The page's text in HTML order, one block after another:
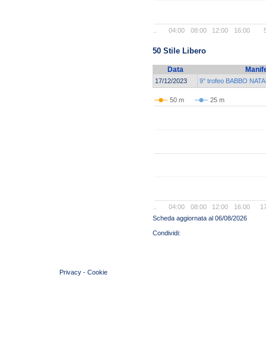
04:00 08:00 12:00 16:00
50 Stile Libero
Data
17/12/2023 9° trofeo BABBO
50 m 25 m
04:00 08:00 12:00 16:00
Scheda aggiornata al 06/08/2026
Privacy - Cookie